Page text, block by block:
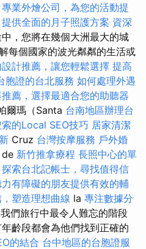
專業外燴公司，為您的活動提
供全面的月子照護方案 資深
，您將在幾個大洲最大的城
每個國家的波光粼粼的生活或
計推薦，讓您輕鬆選擇 提高
胞證的台北服務 如何處理外遇
薦，選擇最適合您的助聽器
爾瑪（Santa 台南地區辦理台
的Local SEO技巧 居家清潔
Cruz 台灣按摩服務 戶外婚
de 新竹推拿療程 長照中心的單
探索台北記帳士，尋找值得信
有障礙的朋友提供有效的輔
塑造理想曲線 la 專注數據分
們旅行中最令人難忘的階段
齡段都會為他們找到正確的
的結合 台中地區的台胞證服